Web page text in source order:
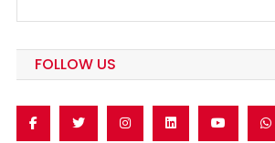
FOLLOW US